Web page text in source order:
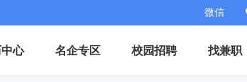
微信
心 名企专区 校园招聘 找兼职